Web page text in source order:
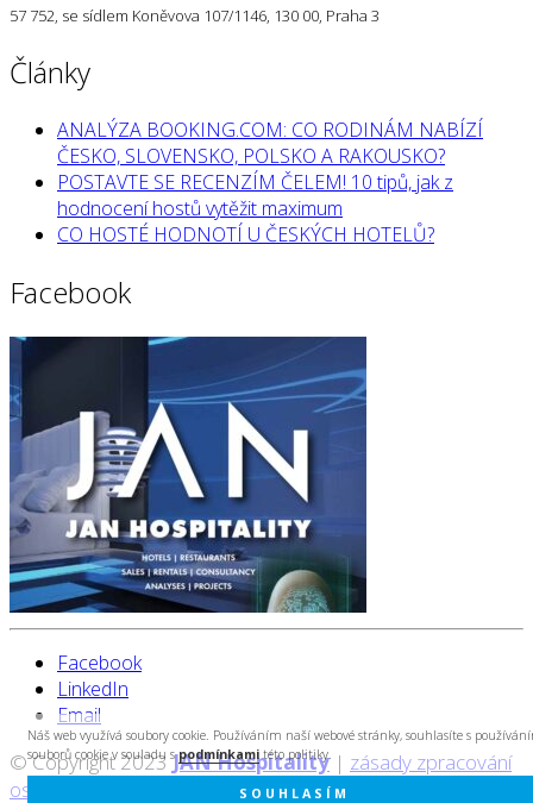
Náš web využívá soubory cookie. Používáním naší webové stránky, souhlasíte s
souborů cookie v souladu spodmínkamitéto politiky.
SOUHLASÍM
57 752, se sídlem Koněvova 107/1146, 130 00, Praha 3
Články
ANALÝZA BOOKING.COM: CO RODINÁM NABÍZÍ
ČESKO, SLOVENSKO, POLSKO A RAKOUSKO?
POSTAVTE SE RECENZÍM ČELEM! 10 tipů, jak z
hodnocení hostů vytěžit maximum
CO HOSTÉ HODNOTÍ U ČESKÝCH HOTELŮ?
Facebook
Facebook
LinkedIn
Email
© Copyright 2023JAN Hospitality| zásady zpracování
osobních údajů
created by Cyberart